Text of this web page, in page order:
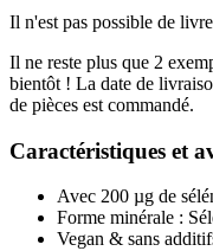
Il n'est pas possible de
Il ne reste plus que 2
bientôt ! La date de
de pièces est commandé.
Caractéristiques et
Avec 200 µg de
Forme minérale :
Vegan & sans